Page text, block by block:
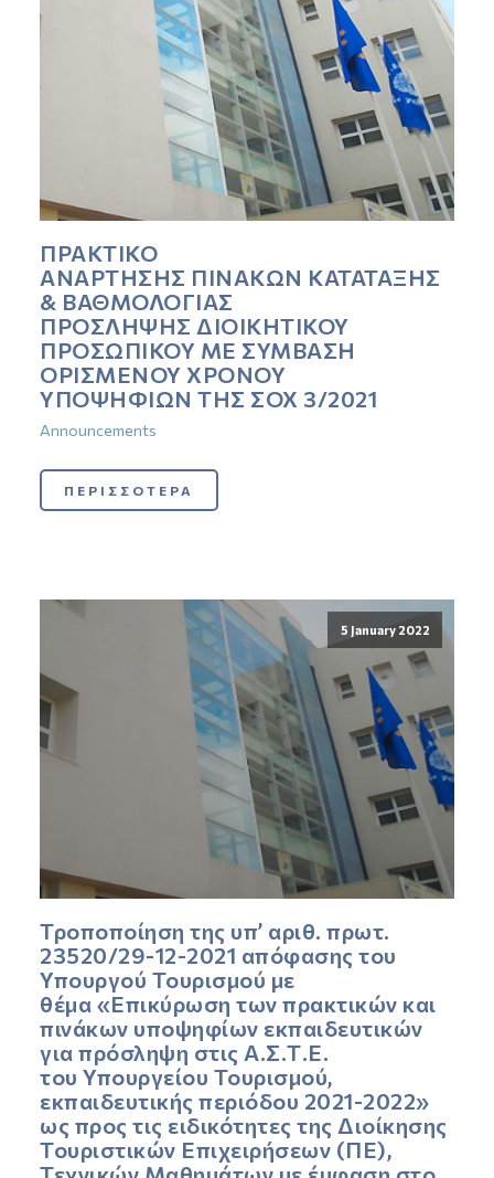
ΠΡΑΚΤΙΚΟ
ΑΝΑΡΤΗΣΗΣ ΠΙΝΑΚΩΝ ΚΑΤΑΤΑΞΗΣ
& ΒΑΘΜΟΛΟΓΙΑΣ
ΠΡΟΣΛΗΨΗΣ ΔΙΟΙΚΗΤΙΚΟΥ
ΠΡΟΣΩΠΙΚΟΥ ΜΕ ΣΥΜΒΑΣΗ
ΟΡΙΣΜΕΝΟΥ ΧΡΟΝΟΥ
ΥΠΟΨΗΦΙΩΝ ΤΗΣ ΣΟΧ 3/2021
Announcements
ΠΕΡΙΣΣΟΤΕΡΑ
5 January 2022
Τροποποίηση της υπ’ αριθ. πρωτ.
23520/29-12-2021 απόφασης του
Υπουργού Τουρισμού με
θέμα «Επικύρωση των πρακτικών και
πινάκων υποψηφίων εκπαιδευτικών
για πρόσληψη στις Α.Σ.Τ.Ε.
του Υπουργείου Τουρισμού,
εκπαιδευτικής περιόδου 2021-2022»
ως προς τις ειδικότητες της Διοίκησης
Τουριστικών Επιχειρήσεων (ΠΕ),